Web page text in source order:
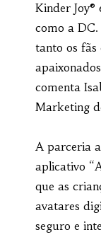
Kinder
como a
tanto os fãs
comenta
Marketing
A parceria
aplicativo
que as
avatares
seguro e